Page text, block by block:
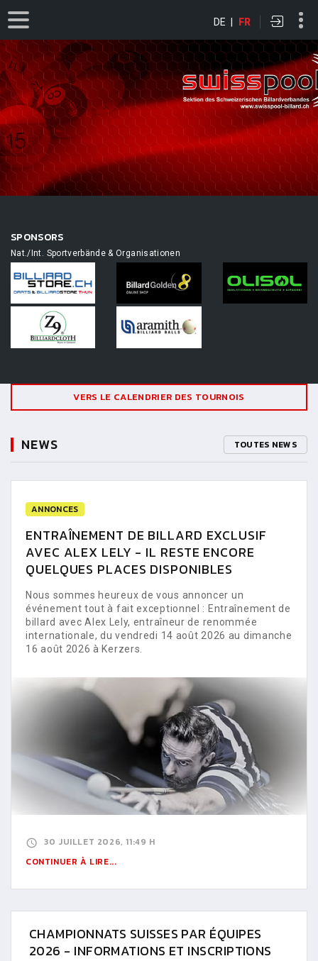
DE | FR
SPONSORS
Nat./Int. Sportverbände & Organisationen
VERS LE CALENDRIER DES TOURNOIS
NEWS TOUTES NEWS
ANNONCES
ENTRAÎNEMENT DE BILLARD EXCLUSIF
AVEC ALEX LELY - IL RESTE ENCORE
QUELQUES PLACES DISPONIBLES
Nous sommes heureux de vous annoncer un
événement tout à fait exceptionnel : Entraînement de
billard avec Alex Lely, entraîneur de renommée
internationale, du vendredi 14 août 2026 au dimanche
16 août 2026 à Kerzers.
30 JUILLET 2026, 11:49 H
CONTINUER À LIRE...
CHAMPIONNATS SUISSES PAR ÉQUIPES
2026 - INFORMATIONS ET INSCRIPTIONS